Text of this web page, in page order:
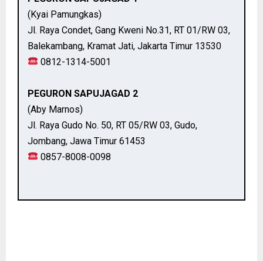
(Kyai Pamungkas)
Jl. Raya Condet, Gang Kweni No.31, RT 01/RW 03,
Balekambang, Kramat Jati, Jakarta Timur 13530
0812-1314-5001
PEGURON SAPUJAGAD 2
(Aby Marnos)
Jl. Raya Gudo No. 50, RT 05/RW 03, Gudo,
Jombang, Jawa Timur 61453
0857-8008-0098